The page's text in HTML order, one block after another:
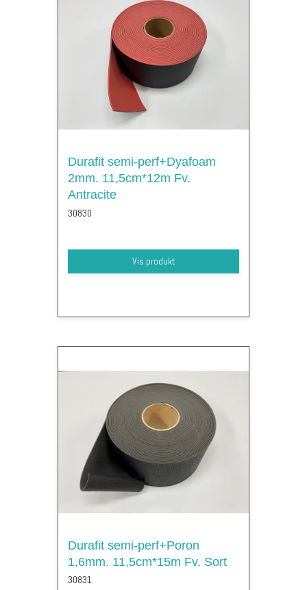
Durafit semi-perf+Dyafoam
2mm. 11,5cm*12m Fv.
Antracite
30830
Vis produkt
Durafit semi-perf+Poron
1,6mm. 11,5cm*15m Fv. Sort
30831